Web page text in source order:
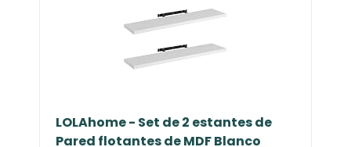
LOLAhome - Set de 2 estantes de
Pared flotantes de MDF Blanco